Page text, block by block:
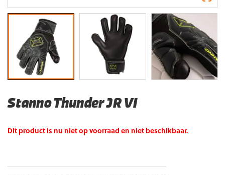
Stanno Thunder JR VI
Dit product is nu niet op voorraad en niet beschikbaar.